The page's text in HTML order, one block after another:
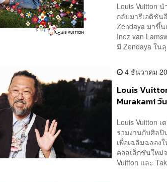
Louis Vuitton
กลับมารีเอดิชัน
Zendaya มาขึ้
Inez van
มี Zendaya ใน
4 ธันวาคม
Louis
Murakami วั
Louis Vuitton
ร่วมงานกับศิลปิ
เพื่อเฉลิมฉลอง
คอลเล็กชันใหม่
Vuitton และ